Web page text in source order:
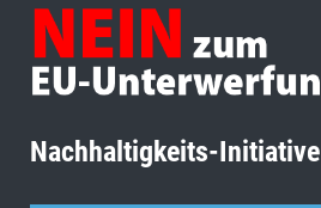
Nachhaltigkeits-Initiative